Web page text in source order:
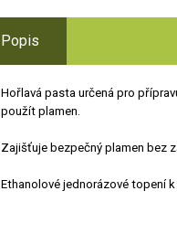
Popis
Hořlavá pasta určená pro
použít plamen.
Zajišťuje bezpečný plamen bez
Ethanolové jednorázové topení